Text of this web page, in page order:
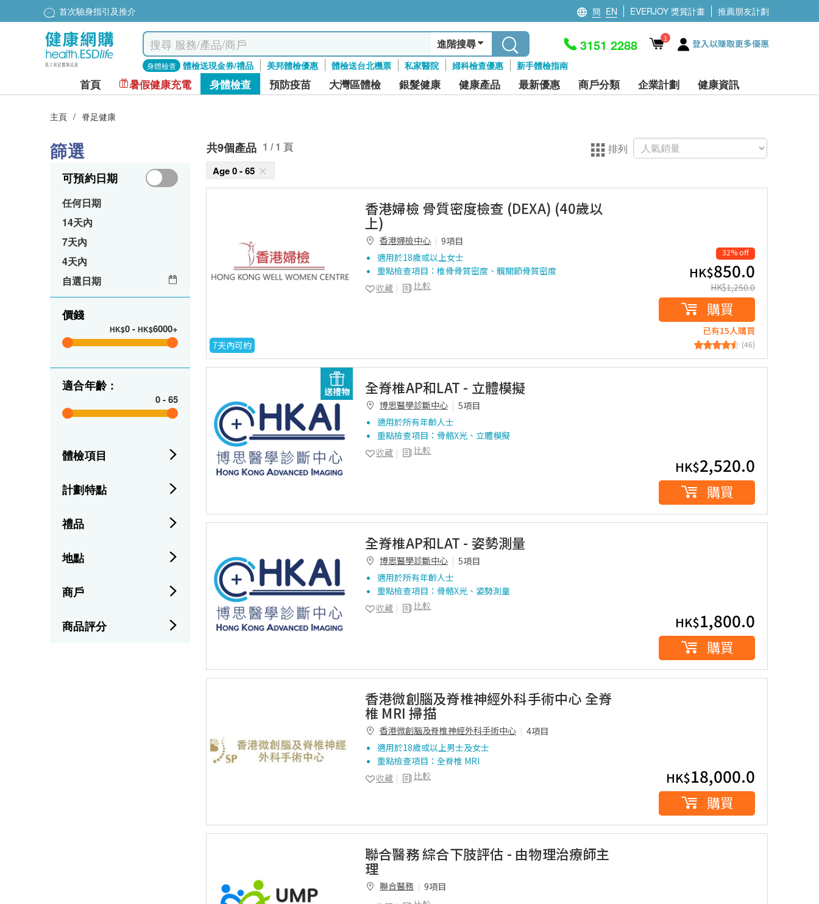
首次驗身指引及推介 簡 EN EVERJOY 獎賞計畫 推薦朋友計劃
進階搜尋
身體檢查 體檢送現金券/禮品 美邦體檢優惠 體檢送台北機票 私家醫院 婦科檢查優惠 新手體檢指南
3151 2288 1 登入以賺取更多優惠
首頁 暑假健康充電 身體檢查 預防疫苗 大灣區體檢 銀髮健康 健康產品 最新優惠 商戶分類 企業計劃 健康資訊
主頁 / 脊足健康
篩選
可預約日期
任何日期
14天內
7天內
4天內
自選日期
價錢
HK$0- HK$6000+
適合年齡 :
0-65
體檢項目
計劃特點
禮品
地點
商戶
商品評分
共9個產品 1 / 1 頁 排列
Age 0 - 65
7天內可約
香港婦檢 骨質密度檢查 (DEXA) (40歲以
上)
香港婦檢中心
9項目
適用於18歲或以上女士
重點檢查項目：椎骨骨質密度、髖關節骨質密度
比較
收藏
32% off
HK$850.0
HK$1,250.0
購買
已有15人購買
(46)
送禮物 全脊椎AP和LAT - 立體模擬
博思醫學診斷中心
5項目
適用於所有年齡人士
重點檢查項目：骨骼X光、立體模擬
比較
收藏
HK$2,520.0
購買
全脊椎AP和LAT - 姿勢測量
博思醫學診斷中心
5項目
適用於所有年齡人士
重點檢查項目：骨骼X光、姿勢測量
比較
收藏
HK$1,800.0
購買
香港微創腦及脊椎神經外科手術中心 全脊
椎 MRI 掃描
香港微創腦及脊椎神經外科手術中心
4項目
適用於18歲或以上男士及女士
重點檢查項目：全脊椎 MRI
比較
收藏 HK$18,000.0
購買
聯合醫務 綜合下肢評估 - 由物理治療師主
理
聯合醫務
9項目